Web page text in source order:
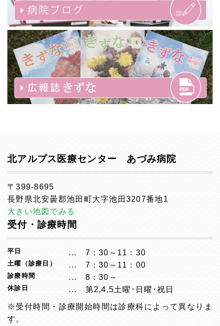
北アルプス医療センター あづみ病院
〒399-8695
長野県北安曇郡池田町大字池田3207番地1
大きい地図でみる
受付・診療時間
平日 7：30～11：30
土曜（診療日） 7：30～11：00
診療時間 8：30～
休診日 第2,4,5土曜･日曜･祝日
※受付時間・診療開始時間は診療科によって異なりま
す。